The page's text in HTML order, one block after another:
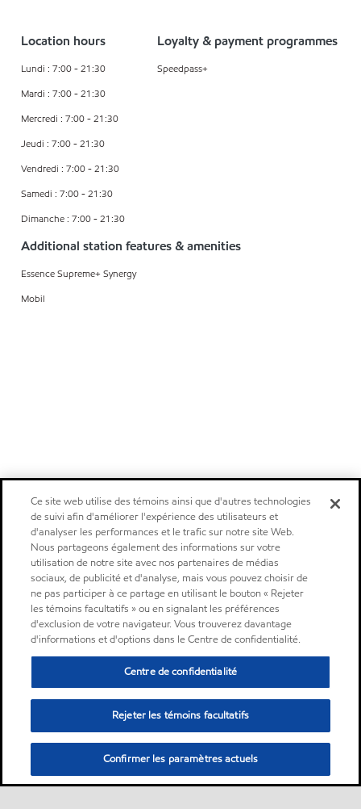
Location hours
Lundi : 7:00 - 21:30
Mardi : 7:00 - 21:30
Mercredi : 7:00 - 21:30
Jeudi : 7:00 - 21:30
Vendredi : 7:00 - 21:30
Samedi : 7:00 - 21:30
Dimanche : 7:00 - 21:30
Loyalty & payment programmes
Speedpass+
Additional station features & amenities
Essence Supreme+ Synergy
Mobil
Ce site web utilise des témoins ainsi que d'autres technologies
de suivi afin d'améliorer l'expérience des utilisateurs et
d'analyser les performances et le trafic sur notre site Web.
Nous partageons également des informations sur votre
utilisation de notre site avec nos partenaires de médias
sociaux, de publicité et d'analyse, mais vous pouvez choisir de
ne pas participer à ce partage en utilisant le bouton « Rejeter
les témoins facultatifs » ou en signalant les préférences
d'exclusion de votre navigateur. Vous trouverez davantage
d'informations et d'options dans le Centre de confidentialité.
Centre de confidentialité
Rejeter les témoins facultatifs
Confirmer les paramètres actuels